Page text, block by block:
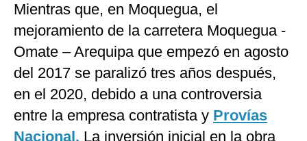
Mientras que, en Moquegua, el
mejoramiento de la carretera Moquegua -
Omate – Arequipa que empezó en agosto
del 2017 se paralizó tres años después,
en el 2020, debido a una controversia
entre la empresa contratista y Provías
Nacional. La inversión inicial en la obra